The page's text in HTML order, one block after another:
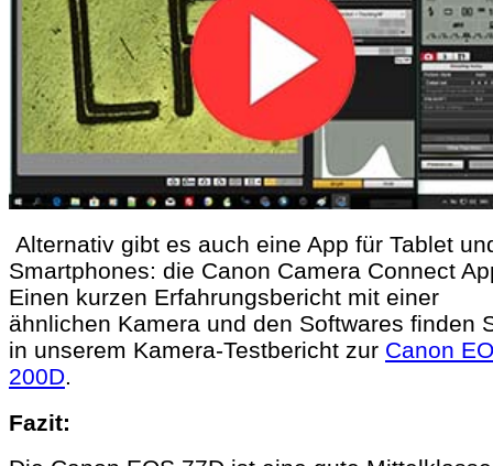
Alternativ gibt es auch eine App für Tablet
Smartphones: die Canon Camera Connect
Einen kurzen Erfahrungsbericht mit einer
ähnlichen Kamera und den Softwares finden
in unserem Kamera-Testbericht zur Canon
200D.
Fazit: